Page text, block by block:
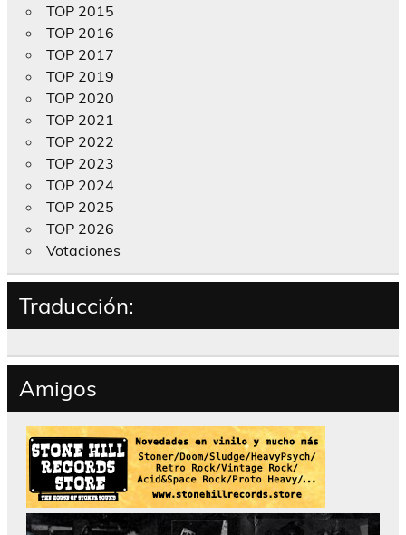
TOP 2015
TOP 2016
TOP 2017
TOP 2019
TOP 2020
TOP 2021
TOP 2022
TOP 2023
TOP 2024
TOP 2025
TOP 2026
Votaciones
Traducción:
Amigos